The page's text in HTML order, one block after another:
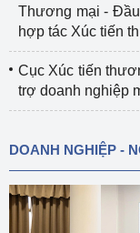
Thương mại -
hợp tác Xúc tiến
Cục Xúc tiến
trợ doanh nghiệp
DOANH NGHIỆP -